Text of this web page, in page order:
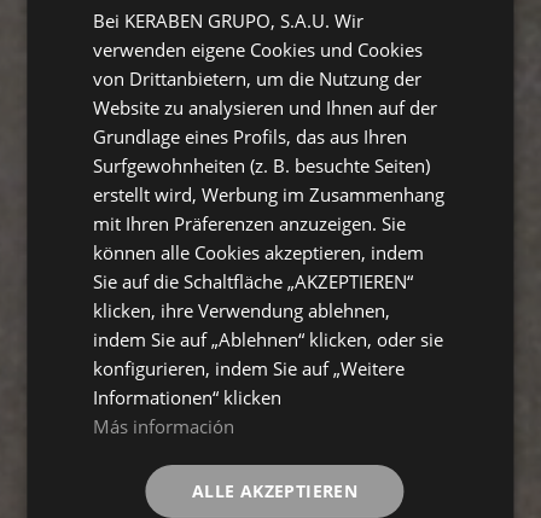
GERMAN
Bei KERABEN GRUPO, S.A.U. Wir
verwenden eigene Cookies und Cookies
von Drittanbietern, um die Nutzung der
Website zu analysieren und Ihnen auf der
Grundlage eines Profils, das aus Ihren
Surfgewohnheiten (z. B. besuchte Seiten)
erstellt wird, Werbung im Zusammenhang
mit Ihren Präferenzen anzuzeigen. Sie
können alle Cookies akzeptieren, indem
Sie auf die Schaltfläche „AKZEPTIEREN“
klicken, ihre Verwendung ablehnen,
indem Sie auf „Ablehnen“ klicken, oder sie
konfigurieren, indem Sie auf „Weitere
Informationen“ klicken
Más información
ALLE AKZEPTIEREN